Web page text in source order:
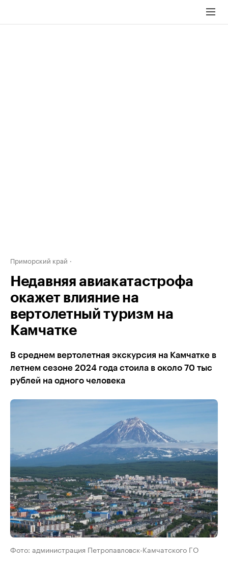
Приморский край
Недавняя авиакатастрофа
окажет влияние на
вертолетный туризм на
Камчатке
В среднем вертолетная экскурсия на Камчатке в
летнем сезоне 2024 года стоила в около 70 тыс
рублей на одного человека
Фото: администрация Петропавловск-Камчатского ГО